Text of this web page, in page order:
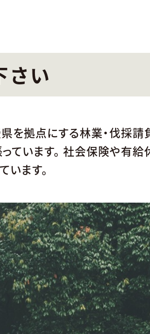
さい
拠点にする林業・伐採請
ています。 社会保険や有給
ます。